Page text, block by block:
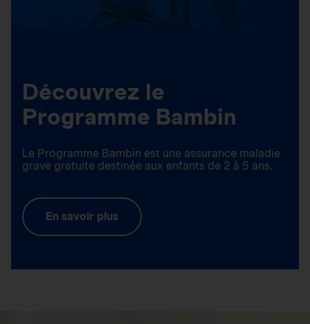
Découvrez le
Programme Bambin
Le Programme Bambin est une assurance maladie
grave gratuite destinée aux enfants de 2 à 5 ans.
En savoir plus